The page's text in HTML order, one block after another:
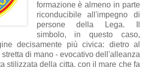
formazione è almeno in parte
riconducibile all'impegno di
persone della Lega. Il
simbolo, in questo caso,
decisamente più civica: dietro al
di mano - evocativo dell'alleanza
stilizzata della citta, con il mare che fa